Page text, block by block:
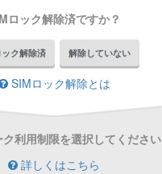
ロック解除済ですか？
ク解除済 解除していない
SIMロック解除とは
利用制限を選択してください
詳しくはこちら